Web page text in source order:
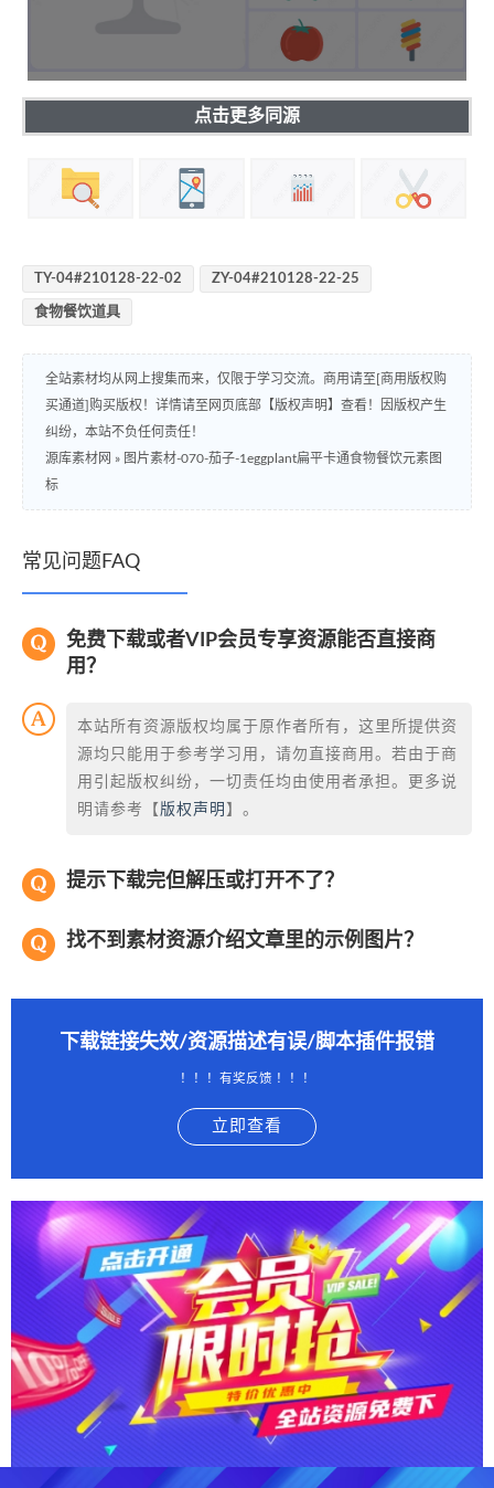
点击更多同源
TY-04#210128-22-02 ZY-04#210128-22-25
食物餐饮道具
全站素材均从网上搜集而来，仅限于学习交流。商用请至[商用版权购
买通道]购买版权！详情请至网页底部【版权声明】查看！因版权产生
纠纷，本站不负任何责任！
源库素材网 » 图片素材-070-茄子-1eggplant扁平卡通食物餐饮元素图
标
常见问题FAQ
免费下载或者VIP会员专享资源能否直接商
用？
本站所有资源版权均属于原作者所有，这里所提供资
源均只能用于参考学习用，请勿直接商用。若由于商
用引起版权纠纷，一切责任均由使用者承担。更多说
明请参考【 版权声明 】。
提示下载完但解压或打开不了？
找不到素材资源介绍文章里的示例图片？
下载链接失效/资源描述有误/脚本插件报错
！！！有奖反馈 ！！！
立即查看